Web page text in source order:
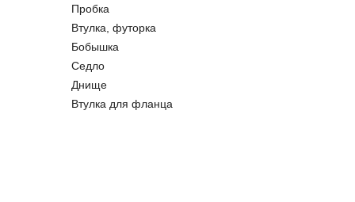
Пробка
Втулка, футорка
Бобышка
Седло
Днище
Втулка для фланца